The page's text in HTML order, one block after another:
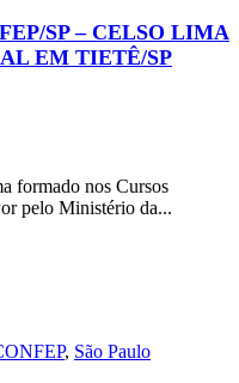
SP – CELSO LIMA
EM TIETÊ/SP
formado nos Cursos
pelo Ministério da...
, São Paulo